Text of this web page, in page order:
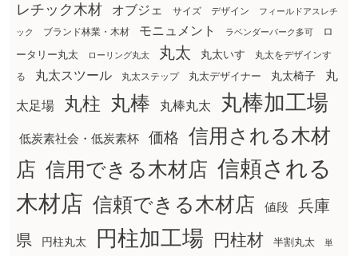
レチック木材
オブジェ サイズ デザイン フィールドアスレチ
ック ブランド林業・木材 モニュメント ラベンダーパーク多可
ロ
ータリー丸太
ローリング丸太 丸太 丸太いす
丸太をデザインす
る
丸太スツール 丸太ステップ 丸太デザイナー 丸太椅子 丸
太足場 丸柱 丸棒 丸棒丸太 丸棒加工場
低炭素社会・低炭素杯 価格
信用される木材
店 信用できる木材店 信頼される
木材店 信頼できる木材店 値段
兵庫
県
円柱丸太 円柱加工場 円柱材 半割丸太 単